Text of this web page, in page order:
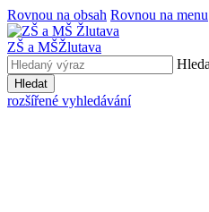
Rovnou na obsah Rovnou na menu
ZŠ a MŠŽlutava
Hledat
rozšířené vyhledávání